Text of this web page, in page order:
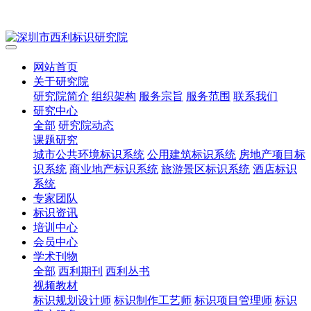
网站首页
关于研究院
研究院简介 组织架构 服务宗旨 服务范围 联系我们
研究中心
全部 研究院动态
课题研究
城市公共环境标识系统 公用建筑标识系统 房地产项目标
识系统 商业地产标识系统 旅游景区标识系统 酒店标识
系统
专家团队
标识资讯
培训中心
会员中心
学术刊物
全部 西利期刊 西利丛书
视频教材
标识规划设计师 标识制作工艺师 标识项目管理师 标识